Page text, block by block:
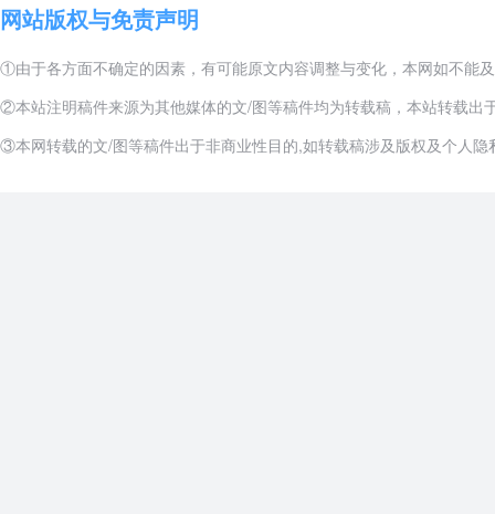
网站版权与免责声明
①由于各方面不确定的因素，有可能原文内容调整与变化，本网如不能
②本站注明稿件来源为其他媒体的文/图等稿件均为转载稿，本站转载
③本网转载的文/图等稿件出于非商业性目的,如转载稿涉及版权及个人